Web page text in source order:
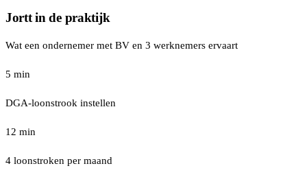
Jortt in de praktijk
Wat een ondernemer met BV en 3 werknemers ervaart
5 min
DGA-loonstrook instellen
12 min
4 loonstroken per maand